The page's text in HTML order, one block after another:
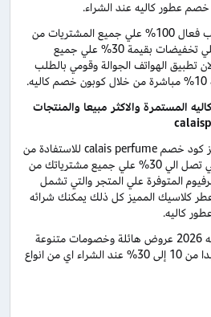
عطور كاليه عند الشراء.
كود خصم عطور كاليه اول طلب فعال 100% علي جميع المشتريات من
المتجر اون لاين، احصلي الان علي تخفيضات بقيمة 30% علي جميع
تطبيق الهواتف الجوالة وقومي بالطلب
المستمرة والاكثر مبيعا والمنتجات
سارع الان في الحصول علي رمز كود خصم calais perfume للاستفادة من
اقوي العروض والخصومات التي تصل الي 30% علي جميع مشترياتك من
المتوفرة علي المتجر والتي تشمل
كلاسيك المميز كل ذلك يمكنك شرائه
كاليه.
يقدم لك كود خصم عطور كاليه 2026 عروض هائلة وخصومات متنوعة
تمكنك من الاستفادة بخصم يبدا من 10 إلى 30% عند الشراء اي من انواع